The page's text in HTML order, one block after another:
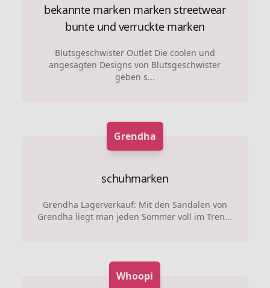
bekannte marken marken streetwear
bunte und verruckte marken
Blutsgeschwister Outlet Die coolen und
angesagten Designs von Blutsgeschwister
geben s...
Grendha
schuhmarken
Grendha Lagerverkauf: Mit den Sandalen von
Grendha liegt man jeden Sommer voll im Tren...
Whoopi